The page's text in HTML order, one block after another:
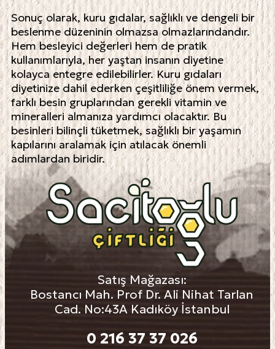
Sonuç olarak, kuru gıdalar, sağlıklı ve dengeli bir
beslenme düzeninin olmazsa olmazlarındandır.
Hem besleyici değerleri hem de pratik
kullanımlarıyla, her yaştan insanın diyetine
kolayca entegre edilebilirler. Kuru gıdaları
diyetinize dahil ederken çeşitliliğe önem vermek,
farklı besin gruplarından gerekli vitamin ve
mineralleri almanıza yardımcı olacaktır. Bu
besinleri bilinçli tüketmek, sağlıklı bir yaşamın
kapılarını aralamak için atılacak önemli
adımlardan biridir.
Satış Mağazası:
Bostancı Mah. Prof Dr. Ali Nihat Tarlan
Cad. No:43A Kadıköy İstanbul
0 216 37 37 026